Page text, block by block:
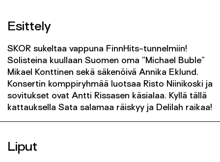
Esittely
SKOR sukeltaa vappuna FinnHits-tunnelmiin!
Solisteina kuullaan Suomen oma ”Michael Buble”
Mikael Konttinen sekä säkenöivä Annika Eklund.
Konsertin komppiryhmää luotsaa Risto Niinikoski ja
sovitukset ovat Antti Rissasen käsialaa. Kyllä tällä
kattauksella Sata salamaa räiskyy ja Delilah raikaa!
Liput